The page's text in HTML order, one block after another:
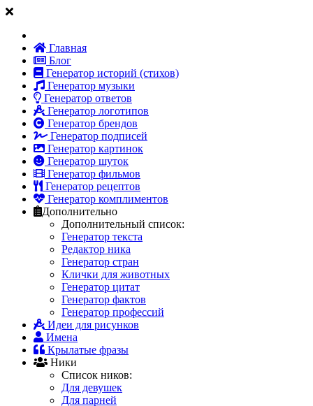
Главная
Блог
Генератор историй (стихов)
Генератор музыки
Генератор ответов
Генератор логотипов
Генератор брендов
Генератор подписей
Генератор картинок
Генератор шуток
Генератор фильмов
Генератор рецептов
Генератор комплиментов
Дополнительно
Дополнительный список:
Генератор текста
Редактор ника
Генератор стран
Клички для животных
Генератор цитат
Генератор фактов
Генератор профессий
Идеи для рисунков
Имена
Крылатые фразы
Ники
Список ников:
Для девушек
Для парней